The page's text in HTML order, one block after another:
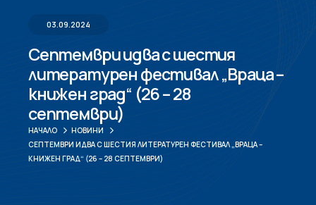
03.09.2024
Септември идва с шестия
литературен фестивал „Враца –
книжен град“ (26 – 28
септември)
НАЧАЛО
НОВИНИ
СЕПТЕМВРИ ИДВА С ШЕСТИЯ ЛИТЕРАТУРЕН ФЕСТИВАЛ „ВРАЦА –
КНИЖЕН ГРАД“ (26 – 28 СЕПТЕМВРИ)